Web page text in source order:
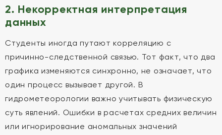
2. Некорректная интерпретация
данных
Студенты иногда путают корреляцию с
причинно-следственной связью. Тот факт, что два
графика изменяются синхронно, не означает, что
один процесс вызывает другой. В
гидрометеорологии важно учитывать физическую
суть явлений. Ошибки в расчетах средних величин
или игнорирование аномальных значений